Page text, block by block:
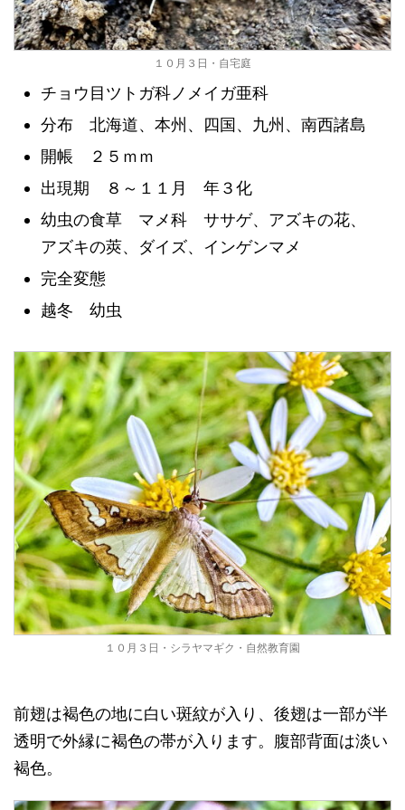
１０月３日・自宅庭
チョウ目ツトガ科ノメイガ亜科
分布 北海道、本州、四国、九州、南西諸島
開帳 ２５ｍｍ
出現期 ８～１１月 年３化
幼虫の食草 マメ科 ササゲ、アズキの花、
アズキの莢、ダイズ、インゲンマメ
完全変態
越冬 幼虫
１０月３日・シラヤマギク・自然教育園
前翅は褐色の地に白い斑紋が入り、後翅は一部が半
透明で外縁に褐色の帯が入ります。腹部背面は淡い
褐色。